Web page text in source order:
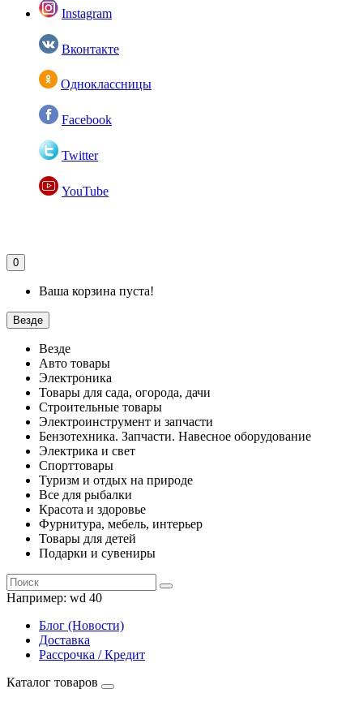
Instagram
Вконтакте
Одноклассницы
Facebook
Twitter
YouTube
0
Ваша корзина пуста!
Везде
Везде
Авто товары
Электроника
Товары для сада, огорода, дачи
Строительные товары
Электроинструмент и запчасти
Бензотехника. Запчасти. Навесное оборудование
Электрика и свет
Спорттовары
Туризм и отдых на природе
Все для рыбалки
Красота и здоровье
Фурнитура, мебель, интерьер
Товары для детей
Подарки и сувениры
Например: wd 40
Блог (Новости)
Доставка
Рассрочка / Кредит
Каталог товаров